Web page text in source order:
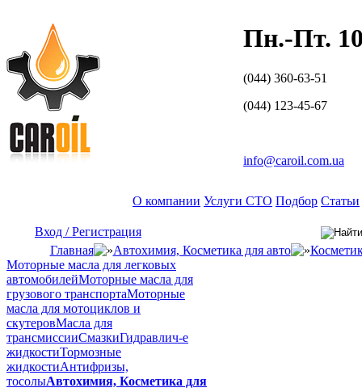
Пн.-Пт.
(044) 360-63-51
(044) 123-45-67
info@caroil.com.ua
О компании Услуги СТО Подбор Статьи
Вход / Регистрация
Главная
Автохимия, Косметика для авто
Моторные масла для легковых
автомобилейМоторные масла для
грузового транспортаМоторные
масла для мотоциклов и
скутеровМасла для
трансмиссииСмазкиГидравлич-е
жидкостиТормозные
жидкостиАнтифризы,
тосолыАвтохимия, Косметика для